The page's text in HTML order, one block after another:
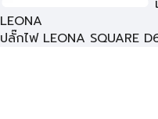
LEONA
ปลั๊กไฟ LEONA SQUARE